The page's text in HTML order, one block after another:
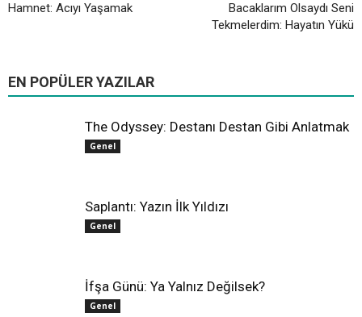
Hamnet: Acıyı Yaşamak
Bacaklarım Olsaydı Seni
Tekmelerdim: Hayatın Yükü
EN POPÜLER YAZILAR
Daha fazla
The Odyssey: Destanı Destan Gibi Anlatmak
Genel
Saplantı: Yazın İlk Yıldızı
Genel
İfşa Günü: Ya Yalnız Değilsek?
Genel